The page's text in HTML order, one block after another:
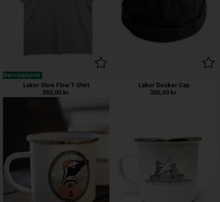
Bæredygtighed
Lakor Slow Flow T-Shirt
350,00 kr.
Lakor Docker Cap
300,00 kr.